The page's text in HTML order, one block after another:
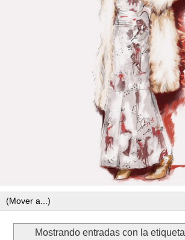
Mostrando entradas con la etiqueta